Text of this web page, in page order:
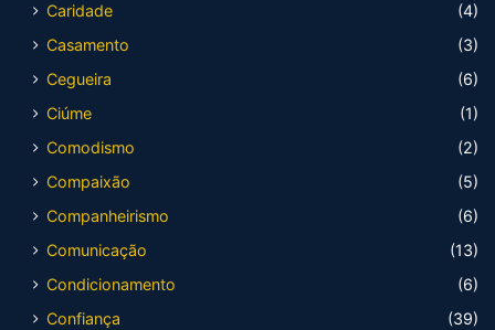
Caridade
(4)
Casamento
(3)
Cegueira
(6)
Ciúme
(1)
Comodismo
(2)
Compaixão
(5)
Companheirismo
(6)
Comunicação
(13)
Condicionamento
(6)
Confiança
(39)